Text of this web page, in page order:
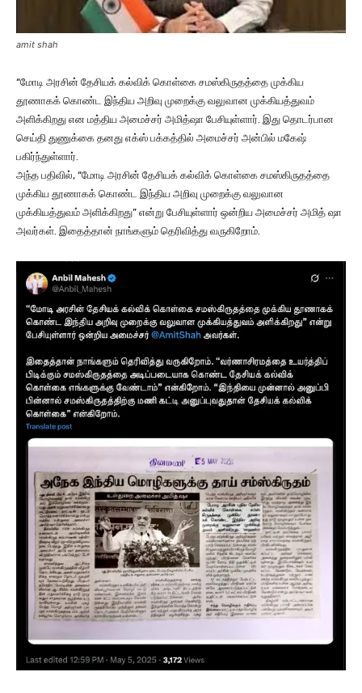
amit shah
“மோடி அரசின் தேசியக் கல்விக் கொள்கை சமஸ்கிருதத்தை முக்கிய
தூணாகக் கொண்ட இந்திய அறிவு முறைக்கு வலுவான முக்கியத்துவம்
அளிக்கிறது என மத்திய அமைச்சர் அமித்ஷா பேசியுள்ளார். இது தொடர்பான
செய்தி துணுக்கை தனது எக்ஸ் பக்கத்தில் அமைச்சர் அன்பில் மகேஷ்
பகிர்ந்துள்ளார்.
அந்த பதிவில், “மோடி அரசின் தேசியக் கல்விக் கொள்கை சமஸ்கிருதத்தை
முக்கிய தூணாகக் கொண்ட இந்திய அறிவு முறைக்கு வலுவான
முக்கியத்துவம் அளிக்கிறது” என்று பேசியுள்ளார் ஒன்றிய அமைச்சர் அமித் ஷா
அவர்கள். இதைத்தான் நாங்களும் தெரிவித்து வருகிறோம்.